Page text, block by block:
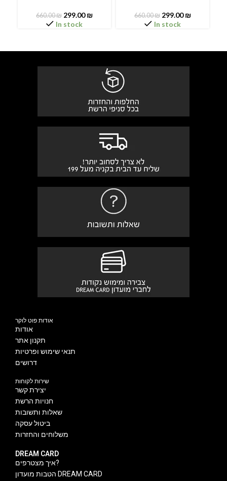
660.00₪ 299.00₪
In stock
660.00₪ 299.00₪
In stock
אודות פוט לוקר
אודות
תקנון אתר
תנאי שימוש ופרטיות
דרושים
שירות לקוחות
יצירת קשר
חנויות הרשת
שאלות ותשובות
ביטול עסקה
משלוחים והחזרות
DREAM CARD
איך מצטרפים?
הטבות מועדון DREAM CARD